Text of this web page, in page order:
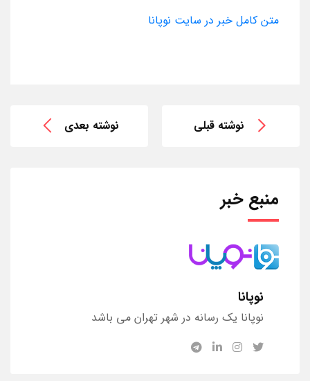
متن کامل خبر در سایت نوپانا
نوشته قبلی نوشته بعدی
منبع خبر
نوپانا
نوپانا یک رسانه در شهر تهران می باشد